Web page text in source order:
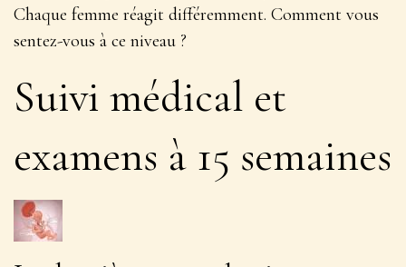
Chaque femme réagit différemment. Comment vous
sentez-vous à ce niveau ?
Suivi médical et
examens à 15 semaines